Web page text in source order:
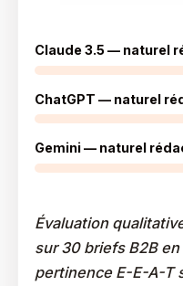
Claude 3.5 — naturel
ChatGPT — naturel
Gemini — naturel
Évaluation
sur 30 briefs B2B
pertinence E-E-A-T